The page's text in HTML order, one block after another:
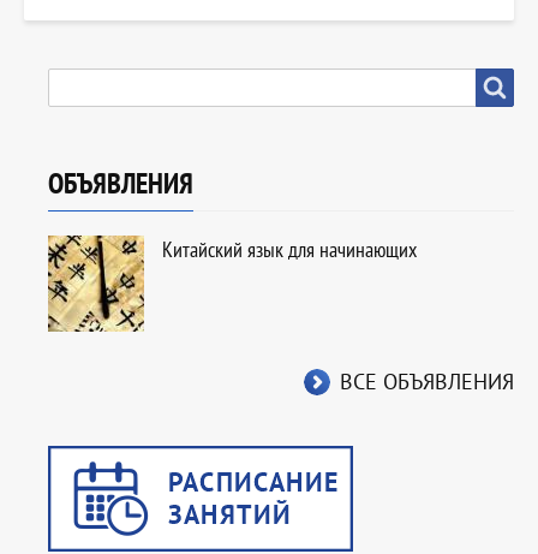
ОБЪЯВЛЕНИЯ
Китайский язык для начинающих
ВСЕ ОБЪЯВЛЕНИЯ